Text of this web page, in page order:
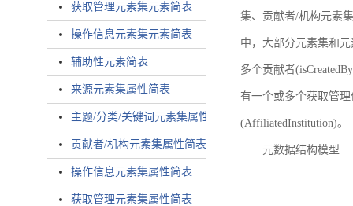
获取管理元素集元素简表
操作信息元素集元素简表
辅助性元素简表
来源元素集属性简表
主题/分类/关键词元素集属性简表
贡献者/机构元素集属性简表
操作信息元素集属性简表
获取管理元素集属性简表
集、贡献者/机构元素
中，大部分元素集和
多个贡献者
有一个或多个获取管理
(AffiliatedInstitution)。
元数据结构模型